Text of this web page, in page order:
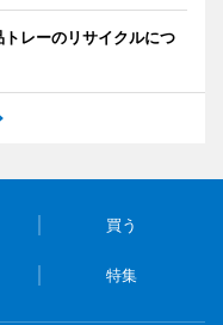
トレーのリサイクルにつ
買う
特集